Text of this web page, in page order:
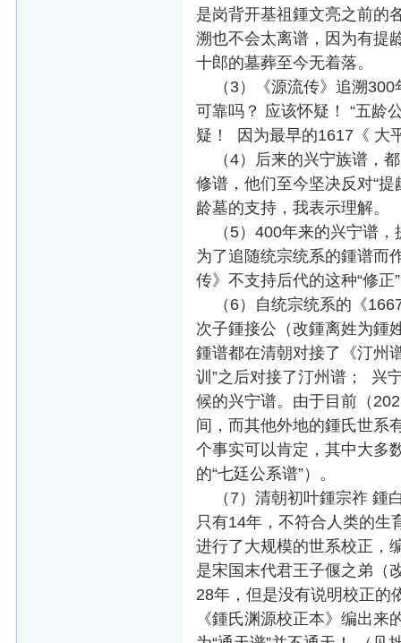
是岗背开基祖鍾文亮之前的
溯也不会太离谱，因为有提
十郎的墓葬至今无着落。
（3）《源流传》追溯300
可靠吗？ 应该怀疑！ “五龄
疑！ 因为最早的1617《 大
（4）后来的兴宁族谱，都
修谱，他们至今坚决反对“
龄墓的支持，我表示理解。
（5）400年来的兴宁谱，
为了追随统宗统系的鍾谱而
传》不支持后代的这种“修正
（6）自统宗统系的《
次子鍾接公（改鍾离姓为
鍾谱都在清朝对接了《汀州
训”之后对接了汀州谱； 兴
候的兴宁谱。由于目前（
间，而其他外地的鍾氏世系
个事实可以肯定，其中大多
的“七廷公系谱”）。
（7）清朝初叶鍾宗祚 鍾
只有14年，不符合人类的生
进行了大规模的世系校正，
是宋国末代君王子偃之弟
28年，但是没有说明校正的
《鍾氏渊源校正本》编出来